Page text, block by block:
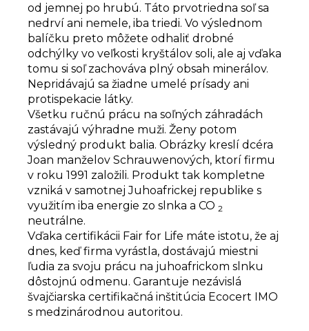
od jemnej po hrubú. Táto prvotriedna soľ sa
nedrví ani nemele, iba triedi. Vo výslednom
balíčku preto môžete odhaliť drobné
odchýlky vo veľkosti kryštálov soli, ale aj vďaka
tomu si soľ zachováva plný obsah minerálov.
Nepridávajú sa žiadne umelé prísady ani
protispekacie látky.
Všetku ručnú prácu na soľných záhradách
zastávajú výhradne muži. Ženy potom
výsledný produkt balia. Obrázky kreslí dcéra
Joan manželov Schrauwenových, ktorí firmu
v roku 1991 založili. Produkt tak kompletne
vzniká v samotnej Juhoafrickej republike s
využitím iba energie zo slnka a CO 2
neutrálne.
Vďaka certifikácii Fair for Life máte istotu, že aj
dnes, keď firma vyrástla, dostávajú miestni
ľudia za svoju prácu na juhoafrickom slnku
dôstojnú odmenu. Garantuje nezávislá
švajčiarska certifikačná inštitúcia Ecocert IMO
s medzinárodnou autoritou.